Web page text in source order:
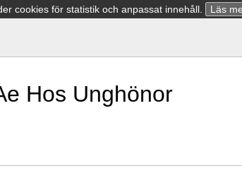
cookies för statistik och anpassat innehåll. Läs
Hos Unghönor